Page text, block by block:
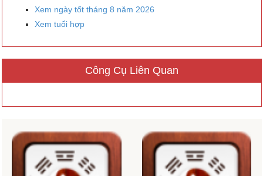
Xem ngày tốt tháng 8 năm 2026
Xem tuổi hợp
Công Cụ Liên Quan